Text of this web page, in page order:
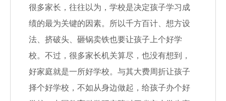
很多家长，往往以为，学校是决定孩子学习成
绩的最为关键的因素。所以千方百计、想方设
法、挤破头、砸锅卖铁也要让孩子上个好学
校。不过，很多家长机关算尽，也没有想到，
好家庭就是一所好学校。与其大费周折让孩子
择个好学校，不如从身边做起，给孩子办个好